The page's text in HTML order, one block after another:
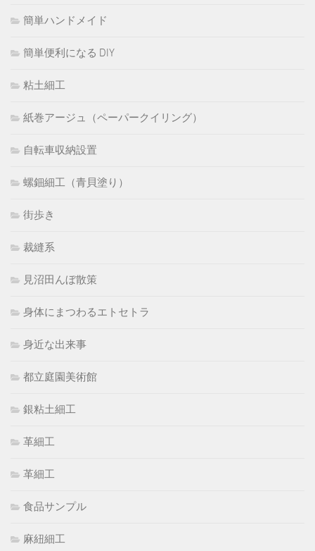
簡単ハンドメイド
簡単便利になる DIY
粘土細工
紙巻アージュ（ペーパークイリング）
自転車収納設置
螺鈿細工（青貝塗り）
街歩き
裁縫系
見沼田んぼ散策
身体にまつわるエトセトラ
身近な出来事
都立庭園美術館
銀粘土細工
革細工
革細工
食品サンプル
麻紐細工